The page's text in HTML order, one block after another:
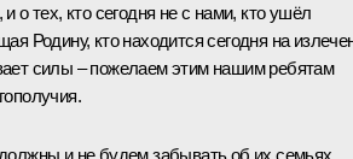
и о тех, кто сегодня не с нами, кто ушёл
Родину, кто находится сегодня на
силы – пожелаем этим нашим ребятам
и не будем забывать об их семьях,